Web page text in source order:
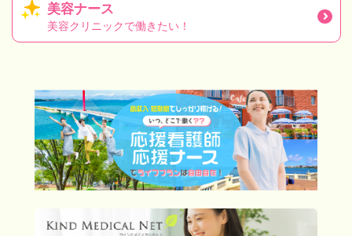
美容ナース
美容クリニックで働きたい！